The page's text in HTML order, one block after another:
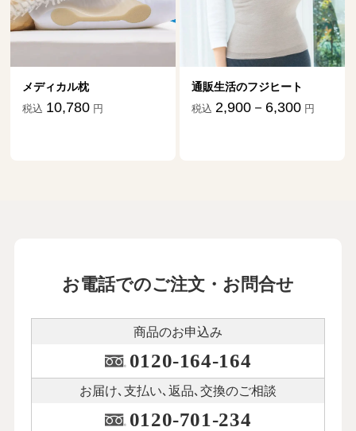
メディカル枕
税込 10,780 円
通販生活のフジヒート
税込 2,900－6,300 円
お電話でのご注文・お問合せ
商品のお申込み
0120-164-164
お届け､支払い､ 返品､交換のご相談
0120-701-234